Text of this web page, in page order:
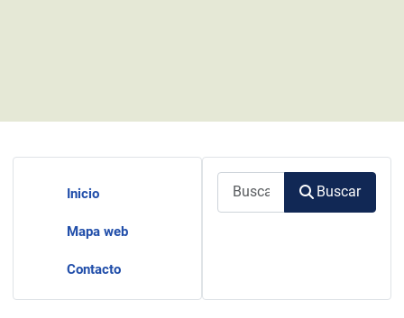
Inicio
Mapa web
Contacto
Buscar